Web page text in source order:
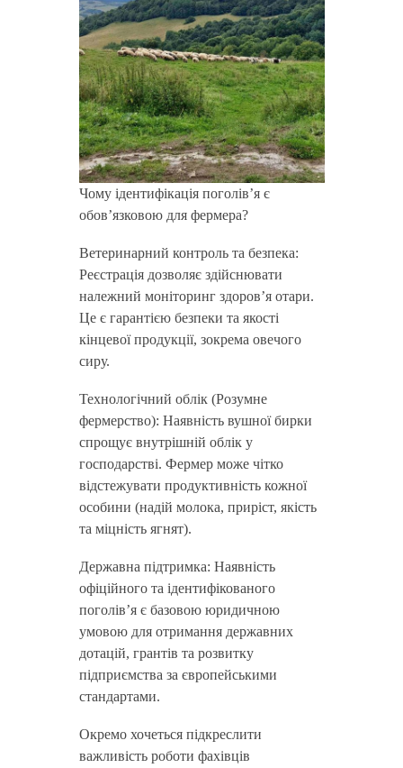
Чому ідентифікація поголів’я є
обов’язковою для фермера?
Ветеринарний контроль та безпека:
Реєстрація дозволяє здійснювати
належний моніторинг здоров’я отари.
Це є гарантією безпеки та якості
кінцевої продукції, зокрема овечого
сиру.
Технологічний облік (Розумне
фермерство): Наявність вушної бирки
спрощує внутрішній облік у
господарстві. Фермер може чітко
відстежувати продуктивність кожної
особини (надій молока, приріст, якість
та міцність ягнят).
Державна підтримка: Наявність
офіційного та ідентифікованого
поголів’я є базовою юридичною
умовою для отримання державних
дотацій, грантів та розвитку
підприємства за європейськими
стандартами.
Окремо хочеться підкреслити
важливість роботи фахівців